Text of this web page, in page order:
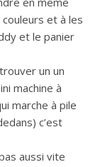
et à les
et le panier
un un
machine à
marche à pile
c’est
aussi vite